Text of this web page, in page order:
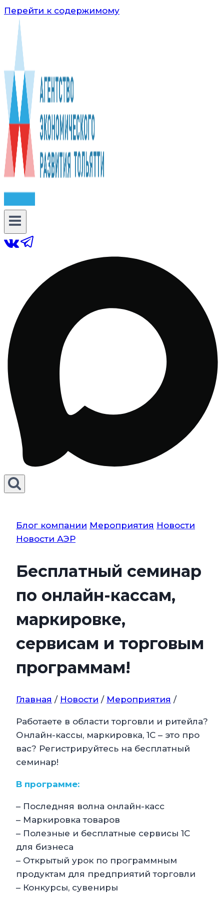
Перейти к содержимому
Блог компании Мероприятия Новости
Новости АЭР
Бесплатный семинар
по онлайн-кассам,
маркировке,
сервисам и торговым
программам!
Главная / Новости / Мероприятия /
Работаете в области торговли и ритейла?
Онлайн-кассы, маркировка, 1С – это про
вас? Регистрируйтесь на бесплатный
семинар!
В программе:
– Последняя волна онлайн-касс
– Маркировка товаров
– Полезные и бесплатные сервисы 1С
для бизнеса
– Открытый урок по программным
продуктам для предприятий торговли
– Конкурсы, сувениры